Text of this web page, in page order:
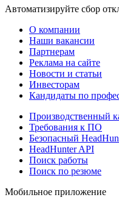
Автоматизируйте сбор
О компании
Наши вакансии
Партнерам
Реклама на сайте
Новости и статьи
Инвесторам
Кандидаты по
Производственный
Требования к ПО
Безопасный
HeadHunter API
Поиск работы
Поиск по резюме
Мобильное приложение